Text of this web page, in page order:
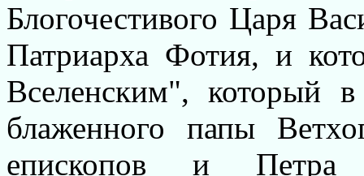
Блогочестивого Царя
Патриарха Фотия, и
Вселенским", который в
блаженного папы
епископов и Петра